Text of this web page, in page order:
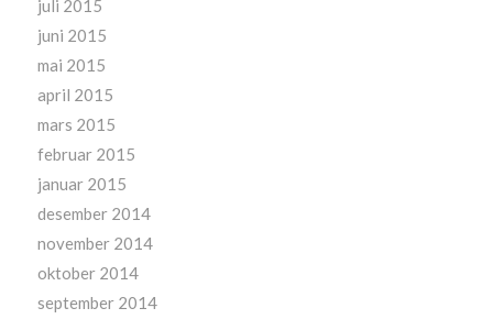
juli 2015
juni 2015
mai 2015
april 2015
mars 2015
februar 2015
januar 2015
desember 2014
november 2014
oktober 2014
september 2014